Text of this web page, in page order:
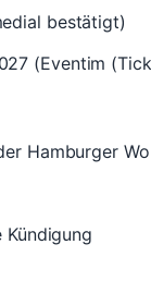
bestätigt)
(Eventim
Hamburger